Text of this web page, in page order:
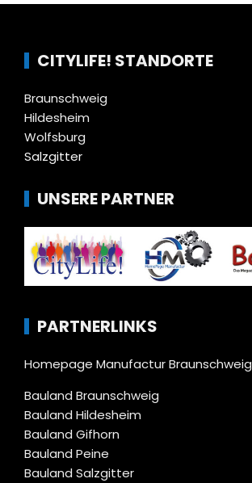
CITYLIFE! STANDORTE
Braunschweig
Hildesheim
Wolfsburg
Salzgitter
UNSERE PARTNER
PARTNERLINKS
Homepage Manufactur Braunschweig
Bauland Braunschweig
Bauland Hildesheim
Bauland Gifhorn
Bauland Peine
Bauland Salzgitter